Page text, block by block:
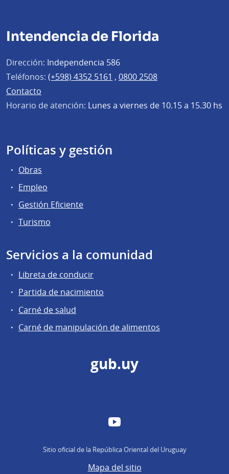
Intendencia de Florida
Dirección: Independencia 586
Teléfonos: (+598) 4352 5161 , 0800 2508
Contacto
Horario de atención: Lunes a viernes de 10.15 a 15.30 hs
Políticas y gestión
Obras
Empleo
Gestión Eficiente
Turismo
Servicios a la comunidad
Libreta de conducir
Partida de nacimiento
Carné de salud
Carné de manipulación de alimentos
gub.uy
YouTube
Sitio oficial de la República Oriental del Uruguay
Mapa del sitio